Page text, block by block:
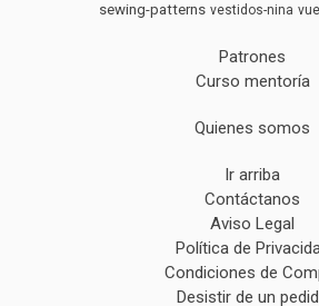
sewing-patterns vestidos-nina
Patrones
Curso mentoría
Quienes somos
Ir arriba
Contáctanos
Aviso Legal
Política de
Condiciones de
Desistir de un